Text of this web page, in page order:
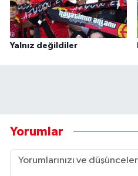
Yalnız değildiler
Yorumlar